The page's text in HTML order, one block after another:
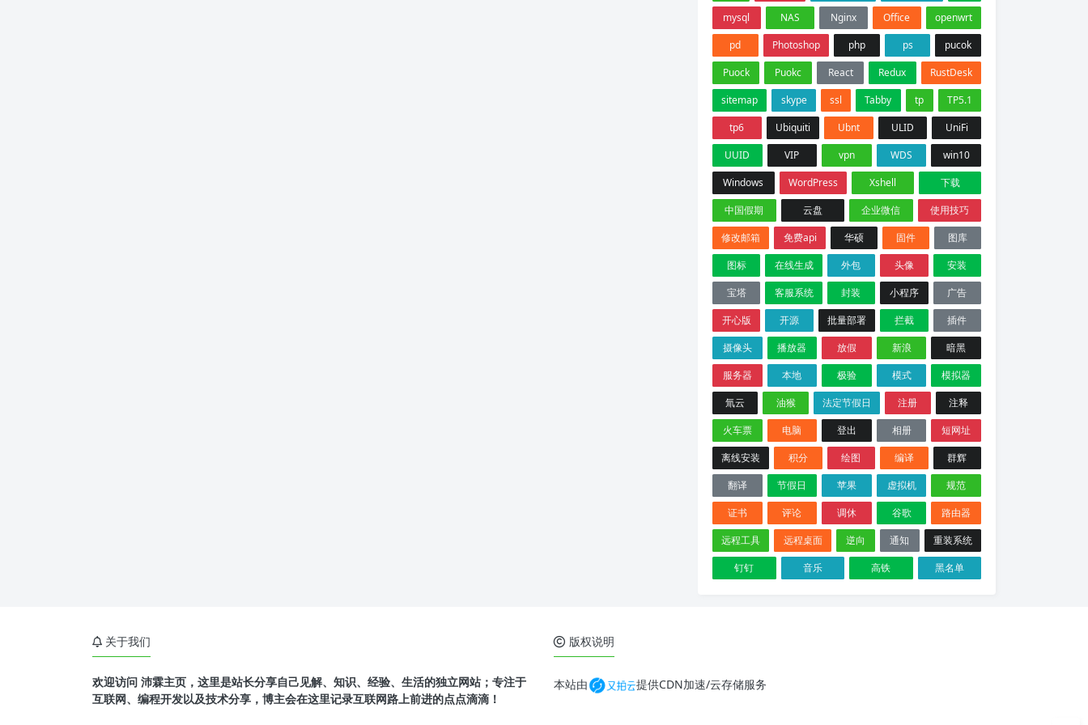
mysql NAS Nginx Office
openwrt
pd
Photoshop php ps
pucok
Puock
Puokc React Redux
RustDesk
sitemap
skype ssl Tabby tp
TP5.1
tp6
Ubiquiti Ubnt ULID
UniFi
UUID
VIP vpn WDS
win10
Windows
WordPress Xshell
下载
中国假期
云盘 企业微信
使用技巧
修改邮箱
免费api 华硕 固件
图库
图标
在线生成 外包 头像
安装
宝塔
客服系统 封装 小程序
广告
开心版
开源 批量部署 拦截
插件
摄像头
播放器 放假 新浪
暗黑
服务器
本地 极验 模式
模拟器
氚云
油猴 法定节假日 注册
注释
火车票
电脑 登出 相册
短网址
离线安装
积分 绘图 编译
群辉
翻译
节假日 苹果 虚拟机
规范
证书
评论 调休 谷歌
路由器
远程工具
远程桌面 逆向 通知
重装系统
钉钉
音乐 高铁 黑名单
关于我们
欢迎访问 沛霖主页，这里是站长分享自己见解、知识、经验、生活的独立网站；专注于
互联网、编程开发以及技术分享，博主会在这里记录互联网路上前进的点点滴滴！
版权说明
本站由 提供CDN加速/云存储服务